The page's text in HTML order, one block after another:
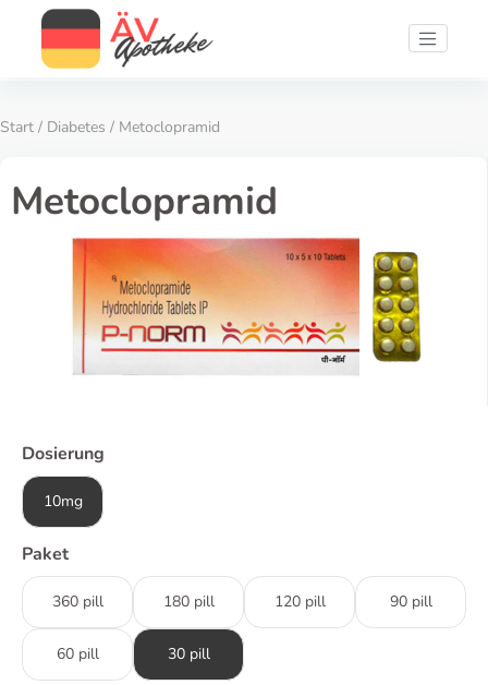
Start / Diabetes / Metoclopramid
Metoclopramid
Dosierung
10mg
Paket
360 pill 180 pill 120 pill 90 pill
60 pill 30 pill